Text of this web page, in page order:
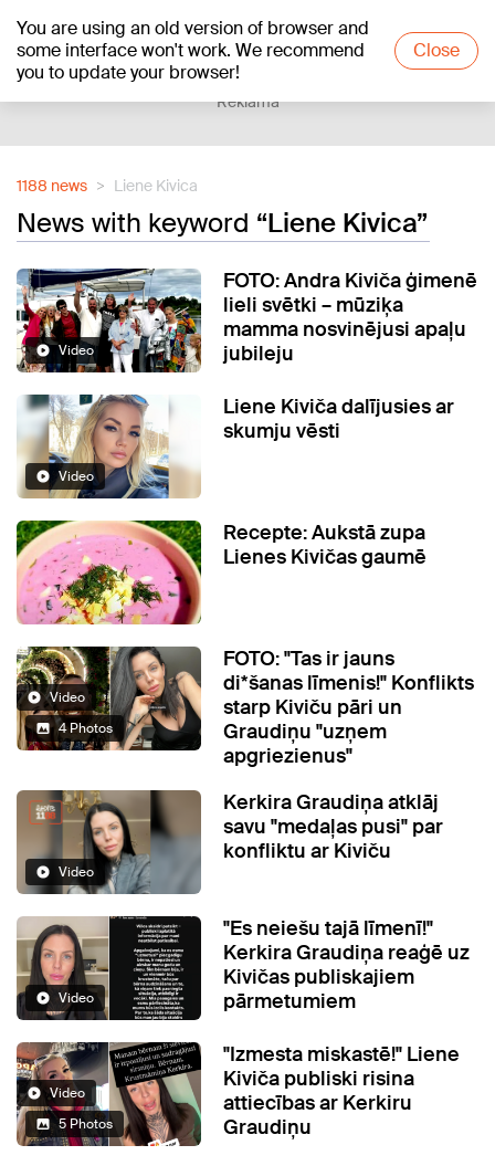
You are using an old version of browser and
some interface won't work. We recommend
you to update your browser!
Close
+21°C
Reklāma
1188 news Liene Kivica
News with keyword “Liene Kivica”
Video
FOTO: Andra Kiviča ģimenē
lieli svētki – mūziķa
mamma nosvinējusi apaļu
jubileju
Video
Liene Kiviča dalījusies ar
skumju vēsti
Recepte: Aukstā zupa
Lienes Kivičas gaumē
Video
4 Photos
FOTO: "Tas ir jauns
di*šanas līmenis!" Konflikts
starp Kiviču pāri un
Graudiņu "uzņem
apgriezienus"
Video
Kerkira Graudiņa atklāj
savu "medaļas pusi" par
konfliktu ar Kiviču
Video
"Es neiešu tajā līmenī!"
Kerkira Graudiņa reaģē uz
Kivičas publiskajiem
pārmetumiem
Video
5 Photos
"Izmesta miskastē!" Liene
Kiviča publiski risina
attiecības ar Kerkiru
Graudiņu